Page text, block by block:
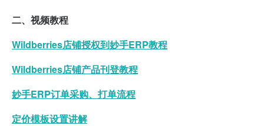
二、 视频教程
Wildberries店铺授权到妙手ERP教程
Wildberries店铺产品刊登教程
妙手ERP订单采购、打单流程
定价模板设置讲解